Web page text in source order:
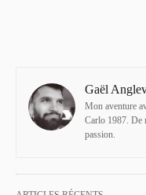
Gaël
Mon aventure
Carlo 1987. De
passion.